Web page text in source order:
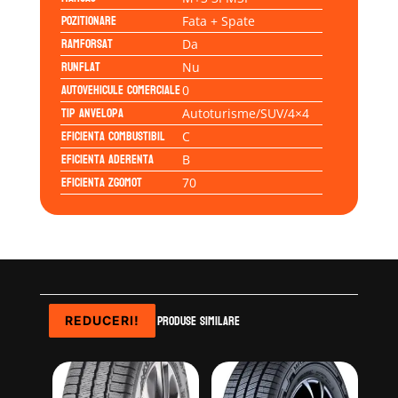
Pozitionare Fata + Spate
Ramforsat Da
Runflat Nu
Autovehicule comerciale0
Tip anvelopa Autoturisme/SUV/4×4
Eficienta Combustibil C
Eficienta Aderenta B
Eficienta Zgomot 70
Produse similare
REDUCERI!
REDUCERI!
REDUCERI!